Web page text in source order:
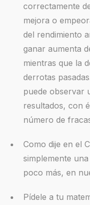
correctamente
mejora o
del rendimiento
ganar aumenta
mientras que la
derrotas
puede observar
resultados, con
número de
Como dije en el
simplemente
poco más, en
Pídele a tu